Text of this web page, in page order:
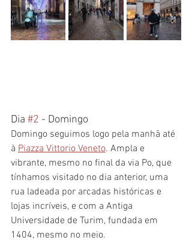
Dia #2 - Domingo
Domingo seguimos logo pela manhã até
à Piazza Vittorio Veneto. Ampla e
vibrante, mesmo no final da via Po, que
tínhamos visitado no dia anterior, uma
rua ladeada por arcadas históricas e
lojas incríveis, e com a Antiga
Universidade de Turim, fundada em
1404, mesmo no meio.